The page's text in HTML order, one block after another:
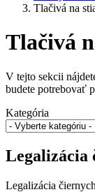
Tlačivá na
Tlačivá
V tejto sekcii
budete potrebovať
Kategória
Legalizácia
Legalizácia